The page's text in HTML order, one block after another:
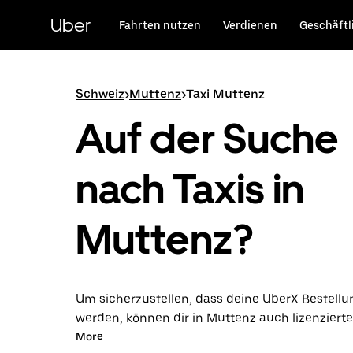
HauptinhaltUber Fahrten nutzen Verdienen
Schweiz>Muttenz>Taxi Muttenz
Auf der Suche
nach Taxis in
Muttenz?
Um sicherzustellen, dass deine UberX
werden, können dir in Muttenz auch lizenzierte
Taxifahrer*innen zugewiesen werden. In
More